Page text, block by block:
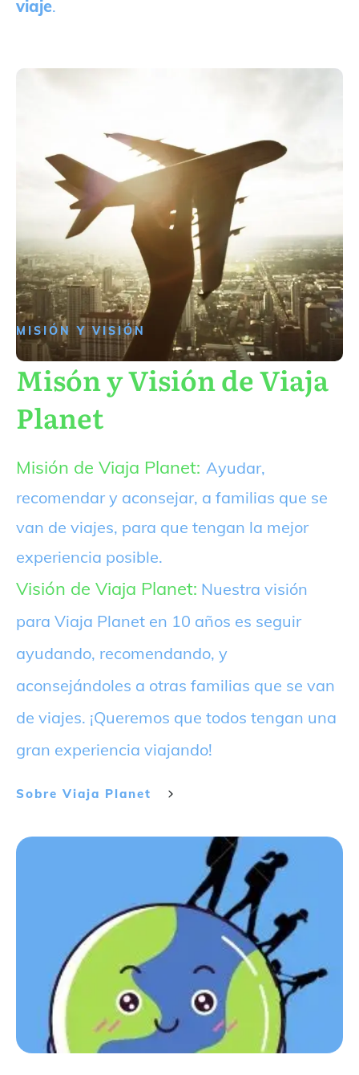
viaje.
MISIÓN Y VISIÓN
Misón y Visión de Viaja
Planet
Misión de Viaja Planet: Ayudar,
recomendar y aconsejar, a familias que se
van de viajes, para que tengan la mejor
experiencia posible.
Visión de Viaja Planet: Nuestra visión
para Viaja Planet en 10 años es seguir
ayudando, recomendando, y
aconsejándoles a otras familias que se van
de viajes. ¡Queremos que todos tengan una
gran experiencia viajando!
Sobre Viaja Planet